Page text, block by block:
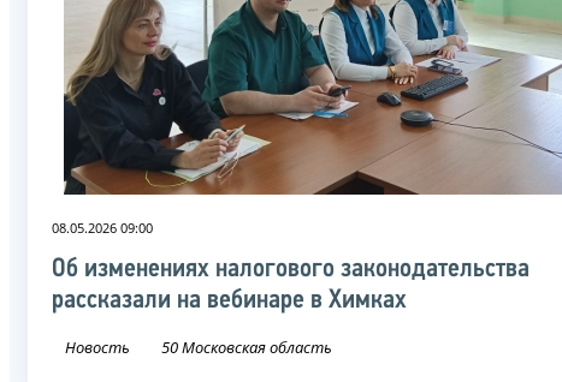
08.05.2026 09:00
Об изменениях налогового законодательства
рассказали на вебинаре в Химках
Новость 50 Московская область